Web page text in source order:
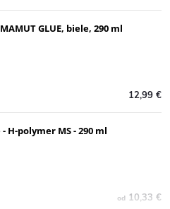
GLUE, biele, 290 ml
12,99 €
H-polymer MS - 290 ml
od10,33 €